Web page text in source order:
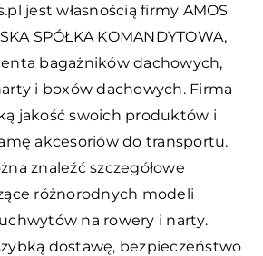
jest własnością firmy AMOS
SPÓŁKA KOMANDYTOWA,
bagażników dachowych,
i boxów dachowych. Firma
jakość swoich produktów i
akcesoriów do transportu.
znaleźć szczegółowe
różnorodnych modeli
na rowery i narty.
dostawę, bezpieczeństwo